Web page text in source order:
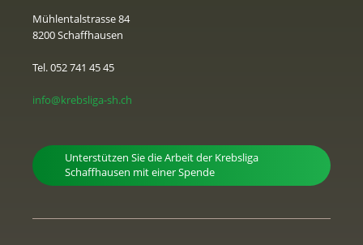
Mühlentalstrasse 84
8200 Schaffhausen
Tel. 052 741 45 45
info@krebsliga-sh.ch
Unterstützen Sie die Arbeit der Krebsliga
Schaffhausen mit einer Spende